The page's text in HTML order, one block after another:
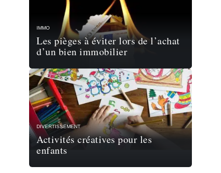
IMMO
Les pièges à éviter lors de l’achat
d’un bien immobilier
DIVERTISSEMENT
Activités créatives pour les
enfants